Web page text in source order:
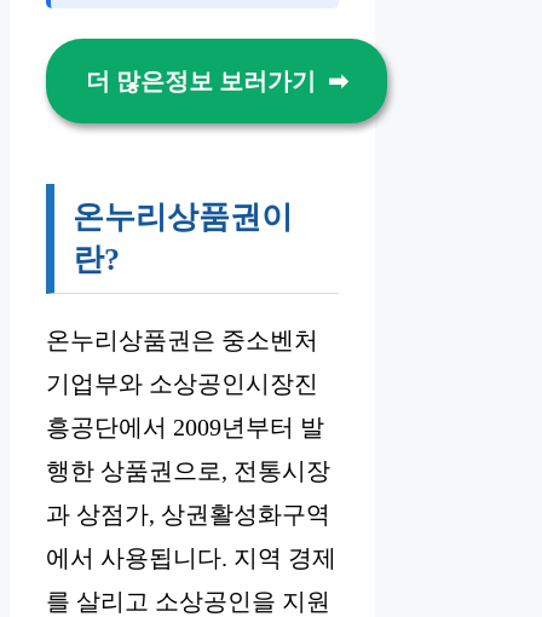
더 많은정보 보러가기
온누리상품권이
란?
온누리상품권은 중소벤처
기업부와 소상공인시장진
흥공단에서 2009년부터 발
행한 상품권으로, 전통시장
과 상점가, 상권활성화구역
에서 사용됩니다. 지역 경제
를 살리고 소상공인을 지원